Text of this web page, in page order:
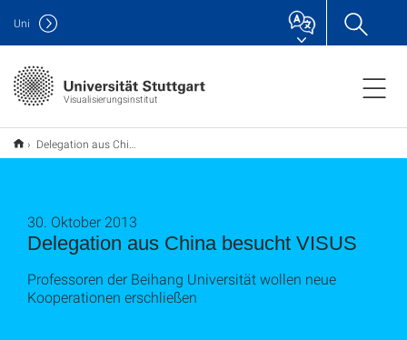
Visualisierungsinstitut
Uni
Delegation aus China besucht VISUS
Delegation aus China besucht VISUS
30. Oktober 2013
Professoren der Beihang Universität wollen neue
Kooperationen erschließen